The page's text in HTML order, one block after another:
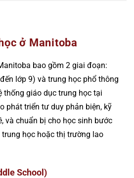
ở Manitoba
bao gồm 2 giai đoạn:
lớp 9) và trung học phổ thông
thống giáo dục trung học tại
phát triển tư duy phản biện, kỹ
và chuẩn bị cho học sinh bước
học hoặc thị trường lao
School)